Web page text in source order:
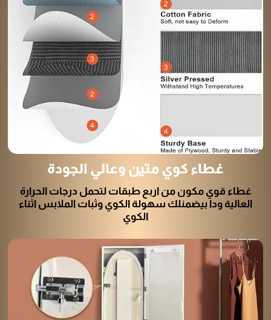
غطاء كوي متين وعالي الجودة
غطاء قوي مكون من اربع طبقات لتحمل درجات الحرارة
العالية ودا بيضمنلك سهولة الكوي وثبات الملابس اثناء
الكوي